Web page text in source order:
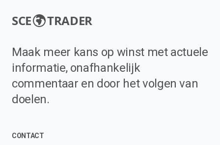
SCE TRADER
Maak meer kans op winst met actuele
informatie, onafhankelijk
commentaar en door het volgen van
doelen.
CONTACT